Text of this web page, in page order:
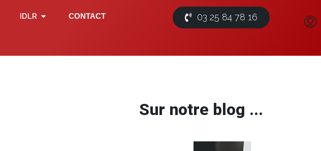
IDLR CONTACT 03 25 84 78 16
Sur notre blog ...